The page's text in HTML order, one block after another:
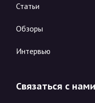
Статьи
Обзоры
Интервью
Связаться с нами